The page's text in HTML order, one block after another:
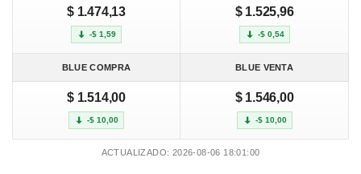
$ 1.474,13
-$ 1,59
$ 1.525,96
-$ 0,54
BLUE COMPRA BLUE VENTA
$ 1.514,00
-$ 10,00
$ 1.546,00
-$ 10,00
ACTUALIZADO: 2026-08-06 18:01:00